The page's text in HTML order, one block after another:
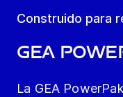
Construido para
GEA
La GEA